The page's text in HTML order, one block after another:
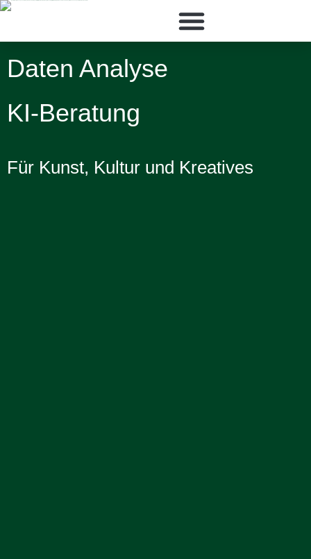
Digital Marketing
Daten Analyse
KI-Beratung
Für Kunst, Kultur und Kreatives